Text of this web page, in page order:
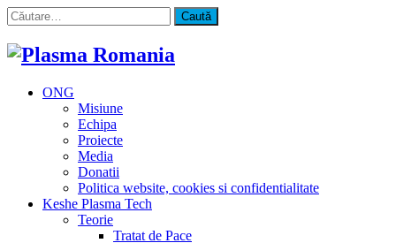
Caută
după:
ONG
Misiune
Echipa
Proiecte
Media
Donatii
Politica website, cookies si confidentialitate
Keshe Plasma Tech
Teorie
Tratat de Pace